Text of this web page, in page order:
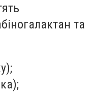
та